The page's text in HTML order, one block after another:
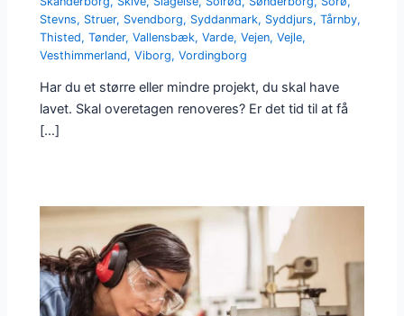
Stevns, Struer, Svendborg, Syddanmark, Syddjurs,Tårnby,
Thisted,Tønder,Vallensbæk,Varde,Vejen,Vejle,
Vesthimmerland,Viborg,Vordingborg
Har du et større eller mindre projekt, du skal have
lavet. Skal overetagen renoveres? Er det tid til at få
[…]